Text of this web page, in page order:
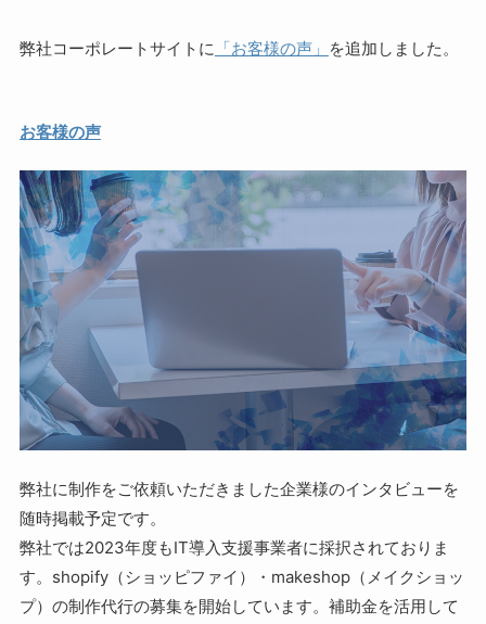
弊社コーポレートサイトに 「お客様の声」 を追加しました。
お客様の声
弊社に制作をご依頼いただきました企業様のインタビューを
随時掲載予定です。
弊社では2023年度もIT導入支援事業者に採択されておりま
す。shopify（ショッピファイ）・makeshop（メイクショッ
プ）の制作代行の募集を開始しています。補助金を活用して